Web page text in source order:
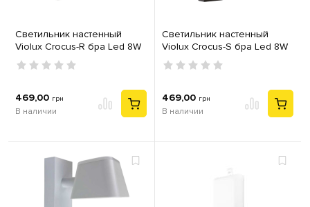
Светильник настенный
Violux Crocus-R бра Led 8W
4200K IP20 белый
469,00 грн
В наличии
Светильник настенный
Violux Crocus-S бра Led 8W
4200K IP20 черный
469,00 грн
В наличии